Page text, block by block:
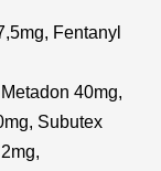
Fentanyl
40mg,
Subutex